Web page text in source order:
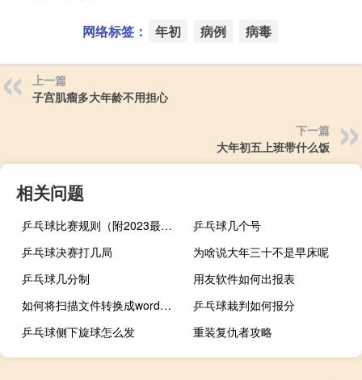
网络标签： 年初 病例 病毒
上一篇
子宫肌瘤多大年龄不用担心
下一篇
大年初五上班带什么饭
相关问题
乒乓球比赛规则（附2023最新详细规则）
乒乓球几个号
乒乓球决赛打几局
为啥说大年三十不是早床呢
乒乓球几分制
用友软件如何出报表
如何将扫描文件转换成word文档形式上传
乒乓球栽判如何报分
乒乓球侧下旋球怎么发
重装复仇者攻略
乒乓球桌重吗